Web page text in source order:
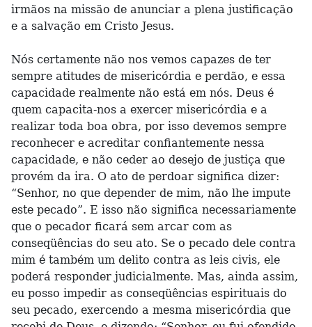
irmãos na missão de anunciar a plena justificação
e a salvação em Cristo Jesus.
Nós certamente não nos vemos capazes de ter
sempre atitudes de misericórdia e perdão, e essa
capacidade realmente não está em nós. Deus é
quem capacita-nos a exercer misericórdia e a
realizar toda boa obra, por isso devemos sempre
reconhecer e acreditar confiantemente nessa
capacidade, e não ceder ao desejo de justiça que
provém da ira. O ato de perdoar significa dizer:
“Senhor, no que depender de mim, não lhe impute
este pecado”. E isso não significa necessariamente
que o pecador ficará sem arcar com as
conseqüências do seu ato. Se o pecado dele contra
mim é também um delito contra as leis civis, ele
poderá responder judicialmente. Mas, ainda assim,
eu posso impedir as conseqüências espirituais do
seu pecado, exercendo a mesma misericórdia que